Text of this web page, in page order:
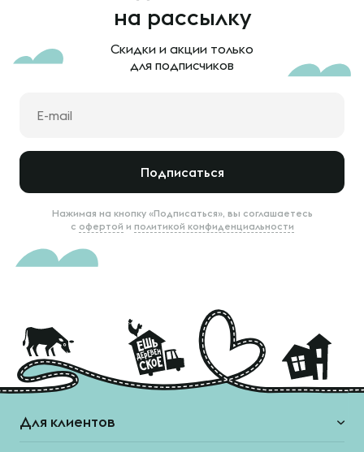
на рассылку
Скидки и акции только
для подписчиков
Подписаться
Нажимая на кнопку «Подписаться», вы соглашаетесь
с офертой и политикой конфиденциальности
Для клиентов